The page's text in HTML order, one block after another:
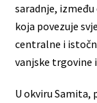
saradnje,
koja povezuje
centralne i
vanjske trgovine
U okviru